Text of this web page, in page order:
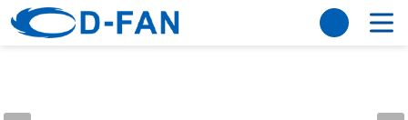
法国vs挪威